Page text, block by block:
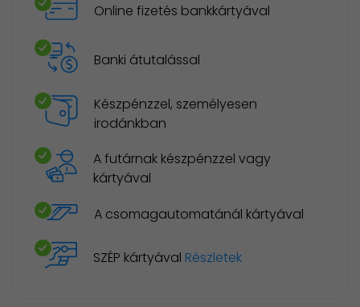
Online fizetés bankkártyával
Banki átutalással
Készpénzzel, személyesen
irodánkban
A futárnak készpénzzel vagy
kártyával
A csomagautomatánál kártyával
SZÉP kártyával Részletek